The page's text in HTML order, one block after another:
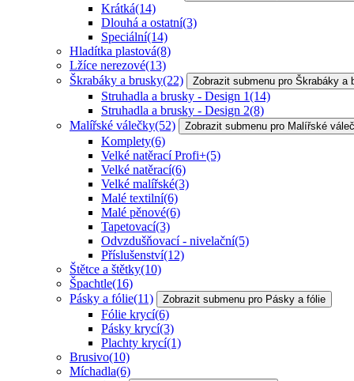
Krátká(14)
Dlouhá a ostatní(3)
Speciální(14)
Hladítka plastová(8)
Lžíce nerezové(13)
Škrabáky a brusky(22) Zobrazit submenu pro Škrabáky a
Struhadla a brusky - Design 1(14)
Struhadla a brusky - Design 2(8)
Malířské válečky(52) Zobrazit submenu pro Malířské
Komplety(6)
Velké natěrací Profi+(5)
Velké natěrací(6)
Velké malířské(3)
Malé textilní(6)
Malé pěnové(6)
Tapetovací(3)
Odvzdušňovací - nivelační(5)
Příslušenství(12)
Štětce a štětky(10)
Špachtle(16)
Pásky a fólie(11) Zobrazit submenu pro Pásky a fólie
Fólie krycí(6)
Pásky krycí(3)
Plachty krycí(1)
Brusivo(10)
Míchadla(6)